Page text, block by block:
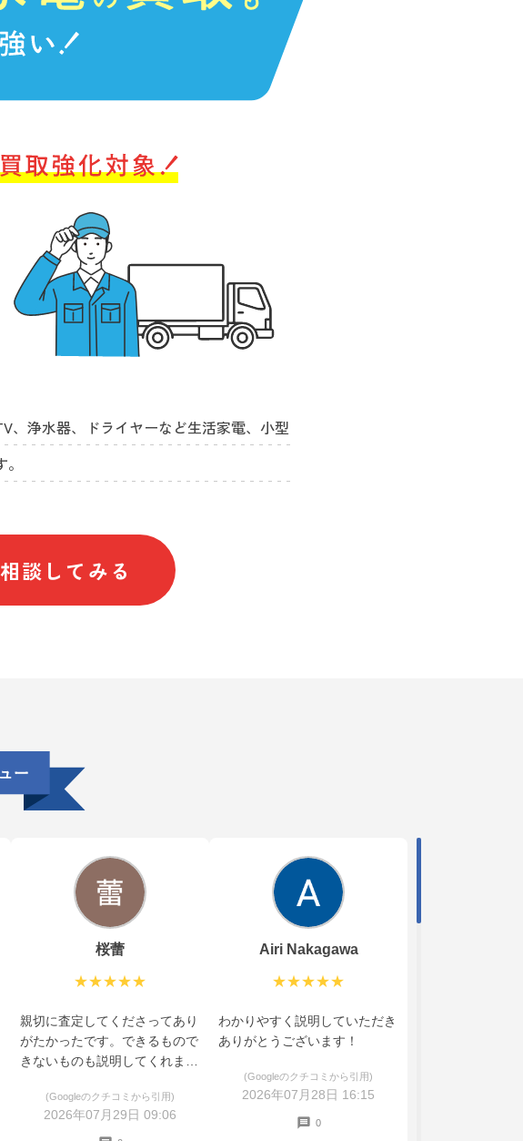
、浄水器、ドライヤーなど生活家電、小型
相談してみる
桜蕾
★★★★★
親切に査定してくださってあり
がたかったです。できるもので
きないものも説明してくれまし
(Googleのクチコミから引用)
2026年07月29日 09:06
Airi Nakagawa
★★★★★
わかりやすく説明していただき
ありがとうございます！
(Googleのクチコミから引用)
2026年07月28日 16:15
0